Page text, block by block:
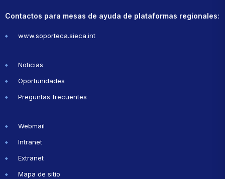
Contactos para mesas de ayuda de plataformas regionales:
www.soporteca.sieca.int
Noticias
Oportunidades
Preguntas frecuentes
Webmail
Intranet
Extranet
Mapa de sitio